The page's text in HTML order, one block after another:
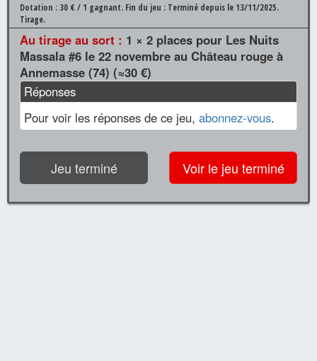
Dotation : 30 € / 1 gagnant. Fin du jeu : Terminé depuis le 13/11/2025.
Tirage.
Au tirage au sort : 1 × 2 places pour Les Nuits
Massala #6 le 22 novembre au Château rouge à
Annemasse (74) (≈30 €)
Réponses
Pour voir les réponses de ce jeu, abonnez-vous.
Jeu terminé Voir le jeu terminé